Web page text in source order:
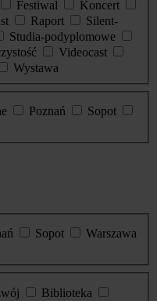
Festiwal
Koncert
Raport
Silent-
Studia-podyplomowe
Videocast
Wystawa
Poznań
Sopot
Sopot
Warszawa
Biblioteka